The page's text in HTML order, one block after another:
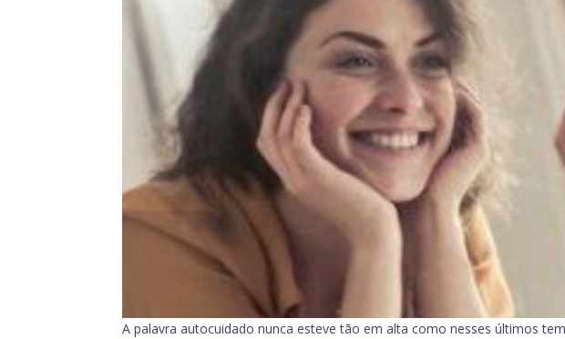
A palavra autocuidado nunca esteve tão em alta como nesses últimos